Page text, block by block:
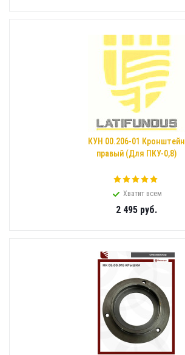
КУН 00.206-01 Кронштейн
правый (Для ПКУ-0,8)
Хватит всем
2 495руб.